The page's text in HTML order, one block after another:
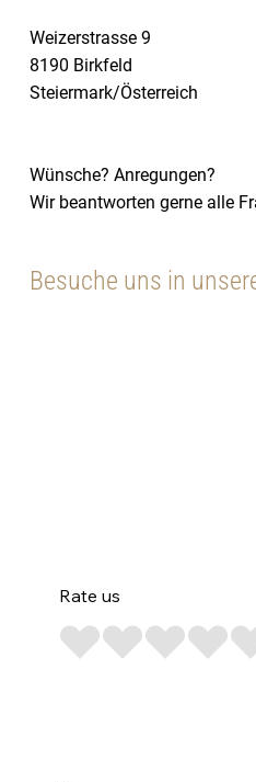
Weizerstrasse 9
8190 Birkfeld
Steiermark/Österreich
Wünsche? Anregungen?
Wir beantworten gerne alle
Besuche uns in
Rate us